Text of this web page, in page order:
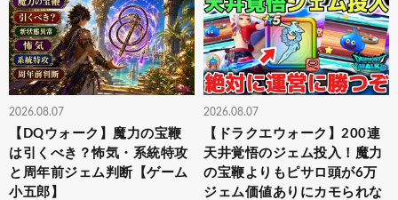
2026.08.07
【DQウォーク】魔力の宝鞭
は引くべき？怖気・系統特攻
と周年前ジェム判断【ゲーム
小五郎】
2026.08.07
【ドラクエウォーク】200連
天井覚悟のジェム投入！魔力
の宝鞭よりもピサロ頭が6万
ジェム価値ありにカモられな